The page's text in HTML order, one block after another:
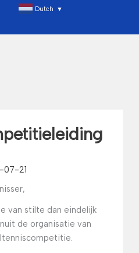
Dutch ▼
07-21
van stilte dan eindelijk
de organisatie van